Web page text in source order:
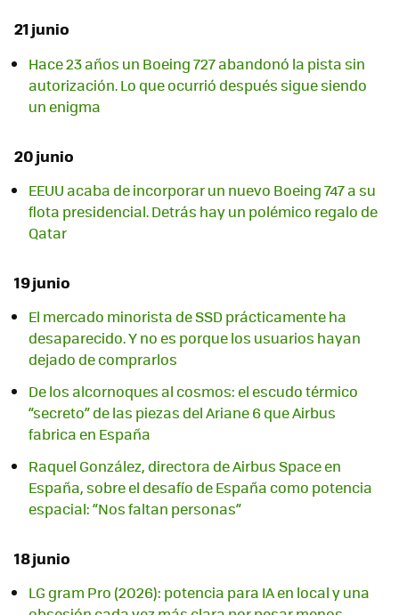
21 junio
Hace 23 años un Boeing 727 abandonó la pista sin
autorización. Lo que ocurrió después sigue siendo
un enigma
20 junio
EEUU acaba de incorporar un nuevo Boeing 747 a su
flota presidencial. Detrás hay un polémico regalo de
Qatar
19 junio
El mercado minorista de SSD prácticamente ha
desaparecido. Y no es porque los usuarios hayan
dejado de comprarlos
De los alcornoques al cosmos: el escudo térmico
“secreto” de las piezas del Ariane 6 que Airbus
fabrica en España
Raquel González, directora de Airbus Space en
España, sobre el desafío de España como potencia
espacial: “Nos faltan personas”
18 junio
LG gram Pro (2026): potencia para IA en local y una